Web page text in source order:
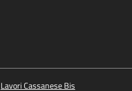
Lavori Cassanese Bis